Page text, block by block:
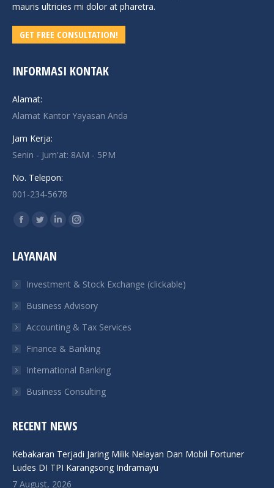
mauris ultricies mi dolor at pharetra.
GET FREE CONSULTATION!
INFORMASI KONTAK
Alamat:
Alamat Kantor Yayasan Anda
Jam Kerja:
Senin - Jum'at: 8AM - 5PM
No. Telepon:
001-234-5678
Find us on:
Facebook
opens
new
window
Twitter
opens
new
window
Linkedin
new
window
Instagram
new
window
LAYANAN
Investment & Stock Exchange (clickable)
Business Advisory
Accounting & Tax Services
Finance & Banking
International Banking
Business Consulting
RECENT NEWS
Kebakaran Terjadi Jaring Milik Nelayan Dan Mobil Fortuner
Ludes DI TPI Karangsong Indramayu
7 August, 2026